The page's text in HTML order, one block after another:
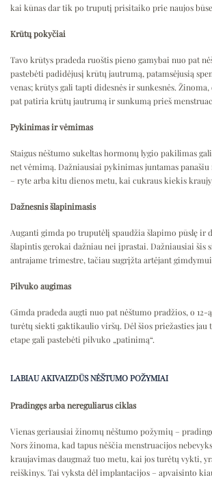
kai kūnas dar tik po truputį prisitaiko prie naujos
Krūtų pokyčiai
Tavo krūtys pradeda ruoštis pieno gamybai nuo pat
pastebėti padidėjusį krūtų jautrumą, patamsėjusią
venas; krūtys gali tapti didesnės ir sunkesnės.
pat patiria krūtų jautrumą ir sunkumą prieš
Pykinimas ir vėmimas
Staigus nėštumo sukeltas hormonų lygio pakilimas
net vėmimą. Dažniausiai pykinimas juntamas
– ryte arba kitu dienos metu, kai cukraus kiekis
Dažnesnis šlapinimasis
Auganti gimda po truputėlį spaudžia šlapimo pūslę ir
šlapintis gerokai dažniau nei įprastai. Dažniausiai šis
antrajame trimestre, tačiau sugrįžta artėjant
Pilvuko augimas
Gimda pradeda augti nuo pat nėštumo pradžios, o 12-
turėtų siekti gaktikaulio viršų. Dėl šios priežasties jau
etape gali pastebėti pilvuko „patinimą“.
LABIAU AKIVAIZDŪS NĖŠTUMO POŽYMIAI
Pradingęs arba nereguliarus ciklas
Vienas geriausiai žinomų nėštumo požymių –
Nors žinoma, kad tapus nėščia menstruacijos
kraujavimas daugmaž tuo metu, kai jos turėtų vykti,
reiškinys. Tai vyksta dėl implantacijos – apvaisinto